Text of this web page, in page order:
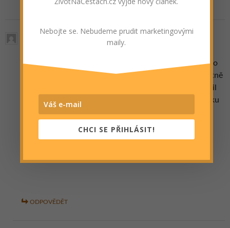
Nechápu, jak někdo může navštívit takové místo. Co to
má být za zážitek, hladit si tygra, který je zcela evidentně
zdrogovaný? Který místo toho, aby běhal v džungli a žil
život, který by si zasloužil, jen leží v řetězech? V Thajsku
jsem byl, ale k tomuto mám obrovský odpor a nikdy
podobné místo nenavštívím. Když vidím takové fotky,
tak cítím neskutečný vztek a lítost zároveň. Je to
ODPOVĚDĚT
Nebojte se. Nebudeme prudit marketingovými
maily.
CHCI SE PŘIHLÁSIT!